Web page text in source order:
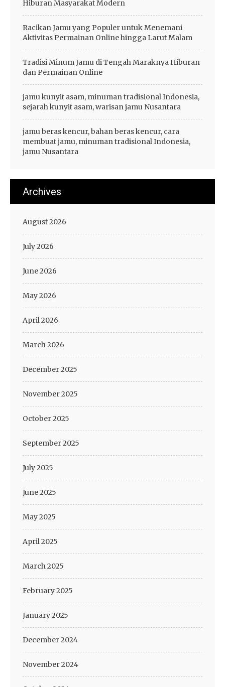
Hiburan Masyarakat Modern
Racikan Jamu yang Populer untuk Menemani
Aktivitas Permainan Online hingga Larut Malam
Tradisi Minum Jamu di Tengah Maraknya Hiburan
dan Permainan Online
jamu kunyit asam, minuman tradisional Indonesia,
sejarah kunyit asam, warisan jamu Nusantara
jamu beras kencur, bahan beras kencur, cara
membuat jamu, minuman tradisional Indonesia,
jamu Nusantara
Archives
August 2026
July 2026
June 2026
May 2026
April 2026
March 2026
December 2025
November 2025
October 2025
September 2025
July 2025
June 2025
May 2025
April 2025
March 2025
February 2025
January 2025
December 2024
November 2024